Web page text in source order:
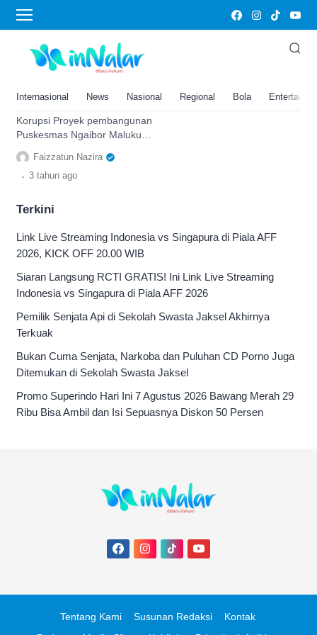
Internasional News Nasional Regional Bola
Pelayanan kesehatan
Kucuran Anggaran Rp5,7 Miliar,
Pembangunan Pusat Layanan
Dikerjakan, Mangkrak
Korupsi Proyek pembangunan
Puskesmas Ngaibor Maluku
anggarannya Rp 5,75 miliar negara rugi
Rp 1,7 miliar akibat tidak sesuai kontrak
Faizzatun Nazira
. 3 tahun ago
Terkini
Link Live Streaming Indonesia vs Singapura di Piala AFF
2026, KICK OFF 20.00 WIB
Siaran Langsung RCTI GRATIS! Ini Link Live Streaming
Indonesia vs Singapura di Piala AFF 2026
Pemilik Senjata Api di Sekolah Swasta Jaksel Akhirnya
Terkuak
Bukan Cuma Senjata, Narkoba dan Puluhan CD Porno Juga
Ditemukan di Sekolah Swasta Jaksel
Promo Superindo Hari Ini 7 Agustus 2026 Bawang Merah 29
Ribu Bisa Ambil dan Isi Sepuasnya Diskon 50 Persen
Tentang Kami Susunan Redaksi
Kontak